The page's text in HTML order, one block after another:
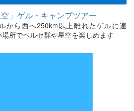
」ゲル・キャンプツアー
から西へ250km以上離れたゲルに連
所でペルセ群や星空を楽しめます